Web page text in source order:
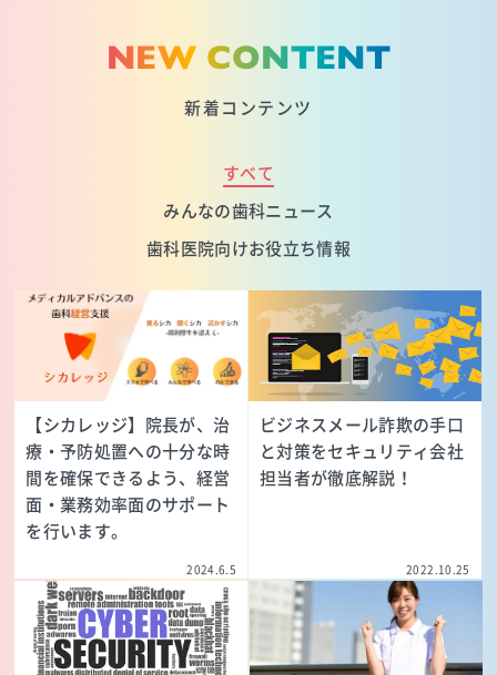
NEW CONTENT
新着コンテンツ
すべて
みんなの歯科ニュース
歯科医院向けお役立ち情報
【シカレッジ】院長が、治
療・予防処置への十分な時
間を確保できるよう、経営
面・業務効率面のサポート
を行います。
2024.6.5
ビジネスメール詐欺の手口
と対策をセキュリティ会社
担当者が徹底解説！
2022.10.25